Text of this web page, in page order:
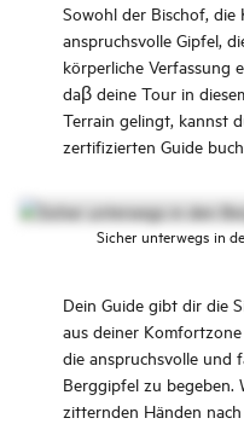
Sowohl der Bischof, die
anspruchsvolle Gipfel,
körperliche Verfassung
daβ deine Tour in
Terrain gelingt, kannst
zertifizierten Guide
Sicher unterwegs in
Dein Guide gibt dir die
aus deiner
die anspruchsvolle und
Berggipfel zu begeben.
zitternden Händen